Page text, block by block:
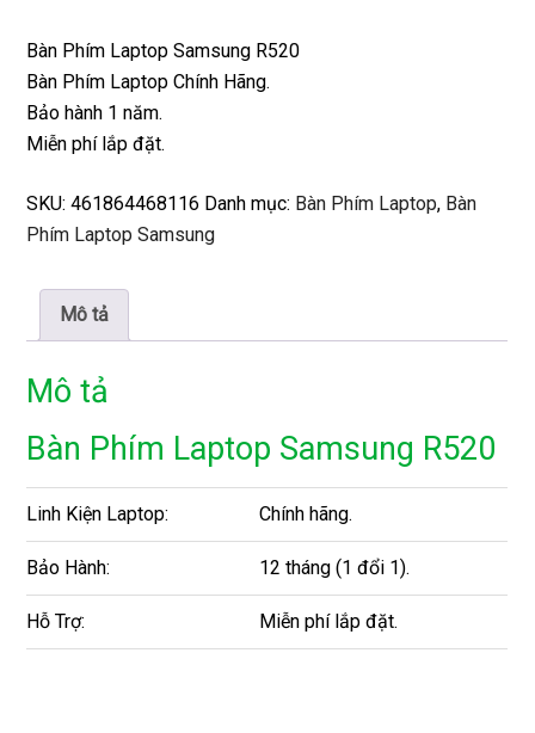
Bàn Phím Laptop Samsung R520
Bàn Phím Laptop Chính Hãng.
Bảo hành 1 năm.
Miễn phí lắp đặt.
SKU:461864468116 Danh mục: Bàn Phím Laptop, Bàn
Phím Laptop Samsung
Mô tả
Mô tả
Bàn Phím Laptop Samsung R520
Linh Kiện Laptop: Chính hãng.
Bảo Hành: 12 tháng (1 đổi 1).
Hỗ Trợ: Miễn phí lắp đặt.